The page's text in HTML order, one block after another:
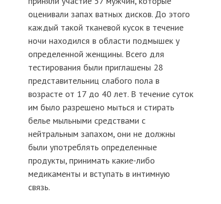
оценивали запах ватных дисков. До этого
каждый такой тканевой кусок в течение
ночи находился в области подмышек у
определенной женщины. Всего для
тестирования были приглашены 28
представительниц слабого пола в
возрасте от 17 до 40 лет. В течение суток
им было разрешено мыться и стирать
белье мыльными средствами с
нейтральным запахом, они не должны
были употреблять определенные
продукты, принимать какие-либо
медикаменты и вступать в интимную
связь.